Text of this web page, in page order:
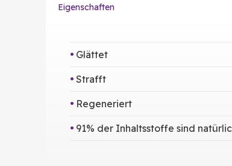
Eigenschaften
Glättet
Strafft
Regeneriert
91% der Inhaltsstoffe sind